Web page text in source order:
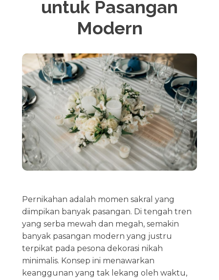
untuk Pasangan
Modern
Pernikahan adalah momen sakral yang
diimpikan banyak pasangan. Di tengah tren
yang serba mewah dan megah, semakin
banyak pasangan modern yang justru
terpikat pada pesona dekorasi nikah
minimalis. Konsep ini menawarkan
keanggunan yang tak lekang oleh waktu,